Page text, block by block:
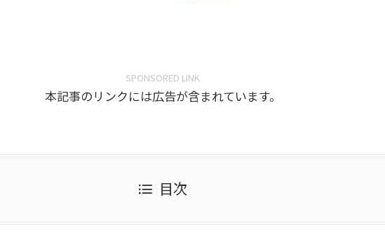
SPONSORED LINK
本記事のリンクには広告が含まれています。
目次